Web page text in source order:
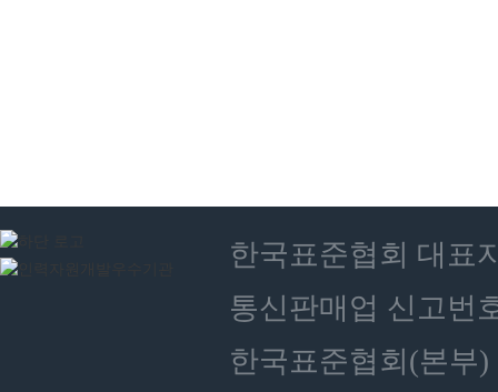
한국표준협회 대표
통신판매업 신고번
한국표준협회(본부